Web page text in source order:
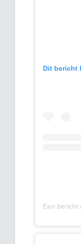
Dit bericht
Een